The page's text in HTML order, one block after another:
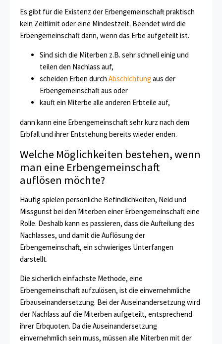
Es gibt für die Existenz der Erbengemeinschaft praktisch
kein Zeitlimit oder eine Mindestzeit. Beendet wird die
Erbengemeinschaft dann, wenn das Erbe aufgeteilt ist.
Sind sich die Miterben z.B. sehr schnell einig und
teilen den Nachlass auf,
scheiden Erben durch Abschichtung aus der
Erbengemeinschaft aus oder
kauft ein Miterbe alle anderen Erbteile auf,
dann kann eine Erbengemeinschaft sehr kurz nach dem
Erbfall und ihrer Entstehung bereits wieder enden.
Welche Möglichkeiten bestehen, wenn
man eine Erbengemeinschaft
auflösen möchte?
Häufig spielen persönliche Befindlichkeiten, Neid und
Missgunst bei den Miterben einer Erbengemeinschaft eine
Rolle. Deshalb kann es passieren, dass die Aufteilung des
Nachlasses, und damit die Auflösung der
Erbengemeinschaft, ein schwieriges Unterfangen
darstellt.
Die sicherlich einfachste Methode, eine
Erbengemeinschaft aufzulösen, ist die einvernehmliche
Erbauseinandersetzung. Bei der Auseinandersetzung wird
der Nachlass auf die Miterben aufgeteilt, entsprechend
ihrer Erbquoten. Da die Auseinandersetzung
einvernehmlich sein muss, müssen alle Miterben mit der